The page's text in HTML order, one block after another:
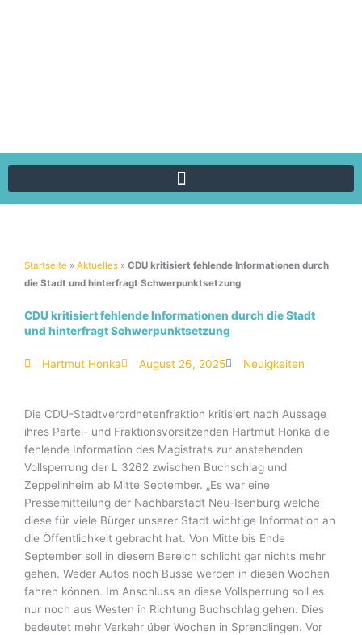
Startseite » Aktuelles » CDU kritisiert fehlende Informationen durch
die Stadt und hinterfragt Schwerpunktsetzung
CDU kritisiert fehlende Informationen durch die Stadt
und hinterfragt Schwerpunktsetzung
Hartmut Honka August 26, 2025 Neuigkeiten
Die CDU-Stadtverordnetenfraktion kritisiert nach Aussage
ihres Partei- und Fraktionsvorsitzenden Hartmut Honka die
fehlende Information des Magistrats zur anstehenden
Vollsperrung der L 3262 zwischen Buchschlag und
Zeppelinheim ab Mitte September. „Es war eine
Pressemitteilung der Nachbarstadt Neu-Isenburg welche
diese für viele Bürger unserer Stadt wichtige Information an
die Öffentlichkeit gebracht hat. Von Mitte bis Ende
September soll in diesem Bereich schlicht gar nichts mehr
gehen. Weder Autos noch Busse werden in diesen Wochen
fahren können. Im Anschluss an diese Vollsperrung soll es
nur noch aus Westen in Richtung Buchschlag gehen. Dies
bedeutet mehr Verkehr über Wochen in Sprendlingen. Vor